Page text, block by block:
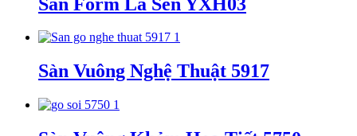
Sàn Vuông Nghệ Thuật 5917